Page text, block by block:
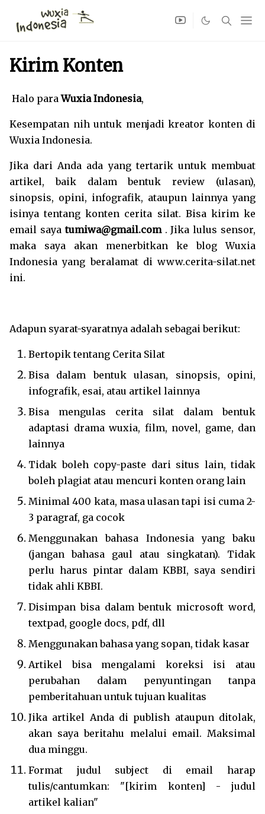
Kirim Konten
Halo paraWuxia Indonesia,
Kesempatan nih untuk menjadi kreator konten di
Wuxia Indonesia.
Jika dari Anda ada yang tertarik untuk membuat
artikel, baik dalam bentuk review (ulasan),
sinopsis, opini, infografik, ataupun lainnya yang
isinya tentang konten cerita silat. Bisa kirim ke
email sayatumiwa@gmail.com. Jika lulus sensor,
maka saya akan menerbitkan ke blog Wuxia
Indonesia yang beralamat di www.cerita-silat.net
ini.
Adapun syarat-syaratnya adalah sebagai berikut:
Bertopik tentang Cerita Silat
Bisa dalam bentuk ulasan, sinopsis, opini,
infografik, esai, atau artikel lainnya
Bisa mengulas cerita silat dalam bentuk
adaptasi drama wuxia, film, novel, game, dan
lainnya
Tidak boleh copy-paste dari situs lain, tidak
boleh plagiat atau mencuri konten orang lain
Minimal 400 kata, masa ulasan tapi isi cuma 2-
3 paragraf, ga cocok
Menggunakan bahasa Indonesia yang baku
(jangan bahasa gaul atau singkatan). Tidak
perlu harus pintar dalam KBBI, saya sendiri
tidak ahli KBBI.
Disimpan bisa dalam bentuk microsoft word,
textpad, google docs, pdf, dll
Menggunakan bahasa yang sopan, tidak kasar
Artikel bisa mengalami koreksi isi atau
perubahan dalam penyuntingan tanpa
pemberitahuan untuk tujuan kualitas
Jika artikel Anda di publish ataupun ditolak,
akan saya beritahu melalui email. Maksimal
dua minggu.
Format judul subject di email harap
tulis/cantumkan: "[kirim konten] - judul
artikel kalian"